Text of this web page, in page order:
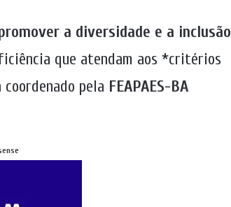
a diversidade e a inclusão
que atendam aos *critérios
pela FEAPAES-BA